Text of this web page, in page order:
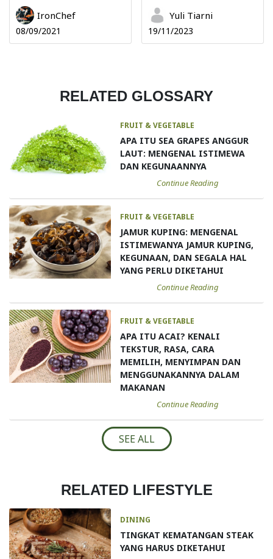
IronChef
08/09/2021
Yuli Tiarni
19/11/2023
RELATED GLOSSARY
FRUIT & VEGETABLE
APA ITU SEA GRAPES ANGGUR
LAUT: MENGENAL ISTIMEWA
DAN KEGUNAANNYA
Continue Reading
FRUIT & VEGETABLE
JAMUR KUPING: MENGENAL
ISTIMEWANYA JAMUR KUPING,
KEGUNAAN, DAN SEGALA HAL
YANG PERLU DIKETAHUI
Continue Reading
FRUIT & VEGETABLE
APA ITU ACAI? KENALI
TEKSTUR, RASA, CARA
MEMILIH, MENYIMPAN DAN
MENGGUNAKANNYA DALAM
MAKANAN
Continue Reading
SEE ALL
RELATED LIFESTYLE
DINING
TINGKAT KEMATANGAN STEAK
YANG HARUS DIKETAHUI